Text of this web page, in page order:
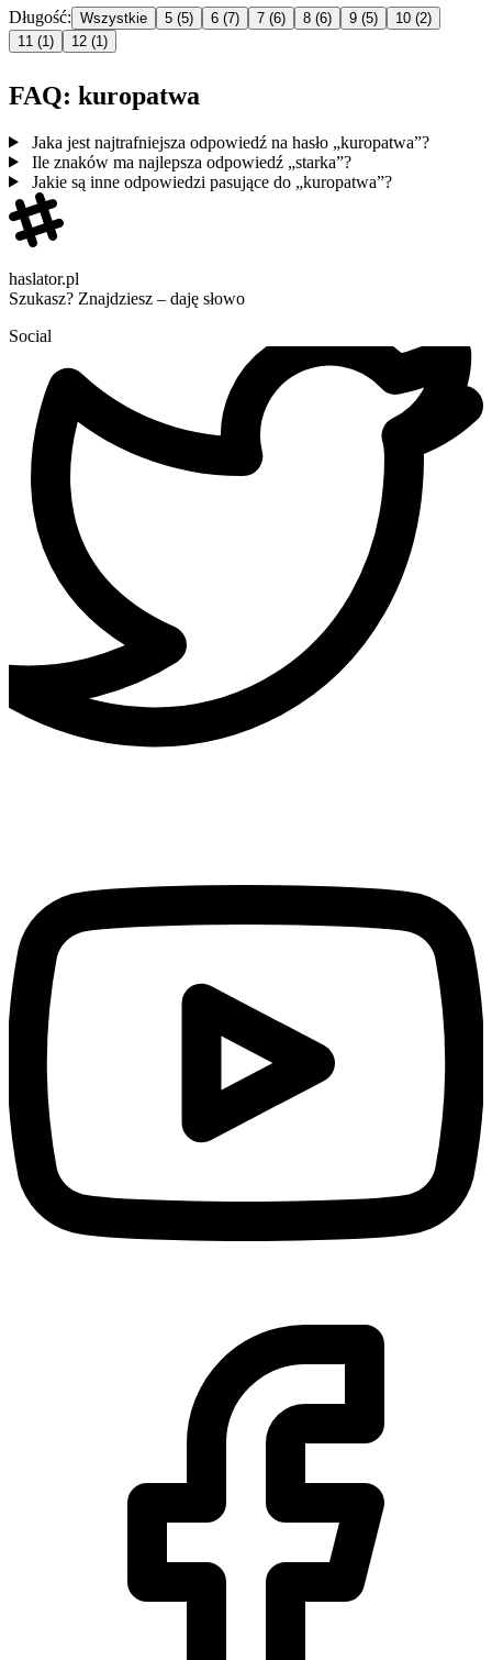
Długość: Wszystkie 5 (5) 6 (7) 7 (6) 8 (6) 9 (5) 10 (2)
11 (1) 12 (1)
FAQ: kuropatwa
Jaka jest najtrafniejsza odpowiedź na hasło „kuropatwa”?
Ile znaków ma najlepsza odpowiedź „starka”?
Jakie są inne odpowiedzi pasujące do „kuropatwa”?
haslator.pl
Szukasz? Znajdziesz – daję słowo
Social